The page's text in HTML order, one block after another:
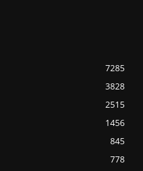
7285
3828
2515
1456
845
778